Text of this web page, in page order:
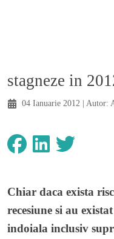
stagneze in
04 Ianuarie 2012 | Autor:
Chiar daca exista
recesiune si au
indoiala inclusiv